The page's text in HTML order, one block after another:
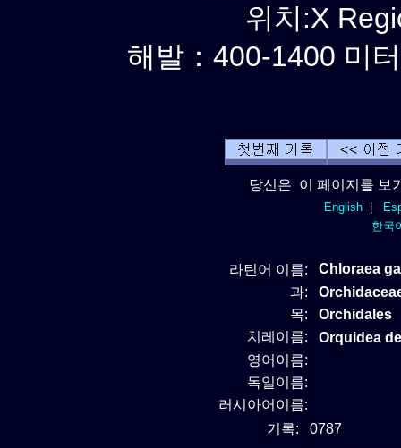
위치:X
해발：400-1400 미
당신은 이 페이지를 보
English|
한국
라틴어 이름:
Chloraea
과:
목:
Orchidales
치레이름:
Orquidea
영어이름:
독일이름:
러시아어이름:
기록:
0787